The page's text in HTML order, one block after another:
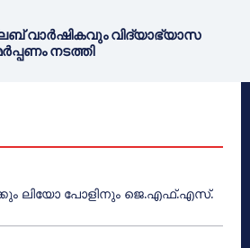
വാർഷികവും വിദ്യാഭ്യാസ
നടത്തി
ലിയോ പോളിനും ജെ.എഫ്.എസ്.